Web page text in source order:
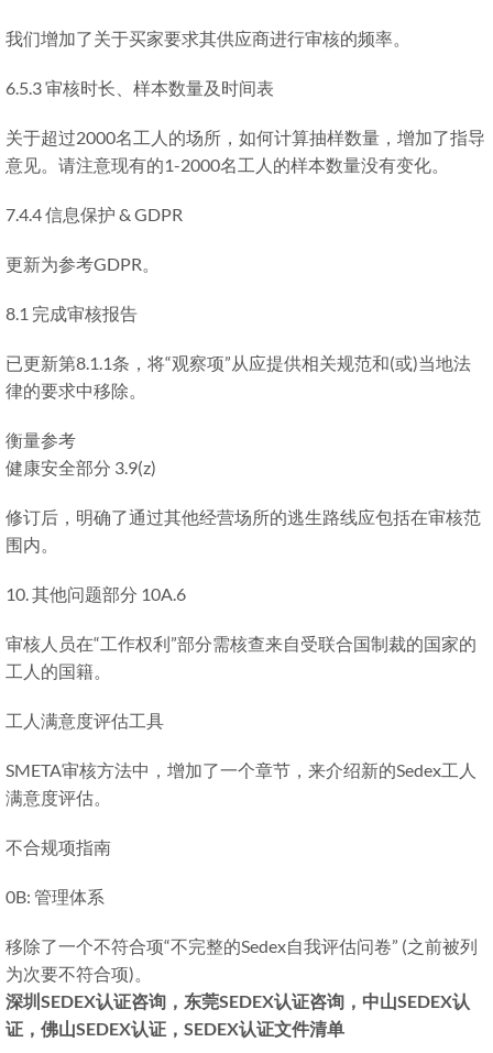
我们增加了关于买家要求其供应商进行审核的频率。
6.5.3 审核时长、样本数量及时间表
关于超过2000名工人的场所，如何计算抽样数量，增加了指导
意见。请注意现有的1-2000名工人的样本数量没有变化。
7.4.4 信息保护 & GDPR
更新为参考GDPR。
8.1 完成审核报告
已更新第8.1.1条，将“观察项”从应提供相关规范和(或)当地法
律的要求中移除。
衡量参考
健康安全部分 3.9(z)
修订后，明确了通过其他经营场所的逃生路线应包括在审核范
围内。
10. 其他问题部分 10A.6
审核人员在“工作权利”部分需核查来自受联合国制裁的国家的
工人的国籍。
工人满意度评估工具
SMETA审核方法中，增加了一个章节，来介绍新的Sedex工人
满意度评估。
不合规项指南
0B: 管理体系
移除了一个不符合项“不完整的Sedex自我评估问卷” (之前被列
为次要不符合项)。
深圳SEDEX认证咨询，东莞SEDEX认证咨询，中山SEDEX认
证，佛山SEDEX认证，SEDEX认证文件清单